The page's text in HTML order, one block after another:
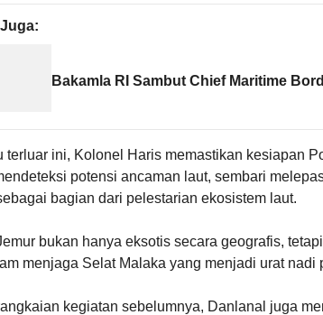
Bakamla RI Sambut Chief Maritime
terluar ini, Kolonel Haris memastikan kesiapan
potensi ancaman laut, sembari
bagian dari pelestarian ekosistem laut.
bukan hanya eksotis secara geografis,
menjaga Selat Malaka yang menjadi urat nadi
kegiatan sebelumnya, Danlanal juga